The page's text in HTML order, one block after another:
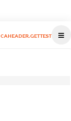
CAHEADER.GETTEST